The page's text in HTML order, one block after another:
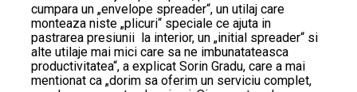
cumpara un „envelope spreader“, un utilaj care
monteaza niste „plicuri“ speciale ce ajuta in
pastrarea presiunii la interior, un „initial spreader“ si
alte utilaje mai mici care sa ne imbunatateasca
productivitatea“, a explicat Sorin Gradu, care a mai
mentionat ca „dorim sa oferim un serviciu complet,